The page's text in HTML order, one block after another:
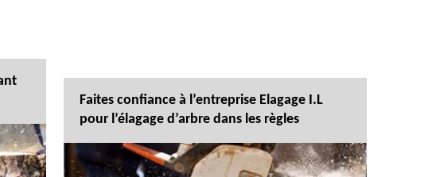
Faites confiance à l’entreprise Elagage I.L
pour l’élagage d’arbre dans les règles